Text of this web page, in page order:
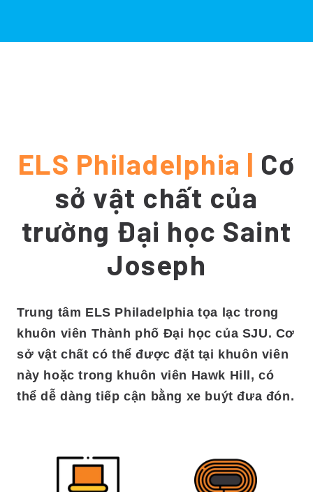
ELS Philadelphia | Cơ
sở vật chất của
trường Đại học Saint
Joseph
Trung tâm ELS Philadelphia tọa lạc trong
khuôn viên Thành phố Đại học của SJU. Cơ
sở vật chất có thể được đặt tại khuôn viên
này hoặc trong khuôn viên Hawk Hill, có
thể dễ dàng tiếp cận bằng xe buýt đưa đón.